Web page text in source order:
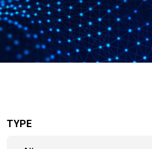
TYPE